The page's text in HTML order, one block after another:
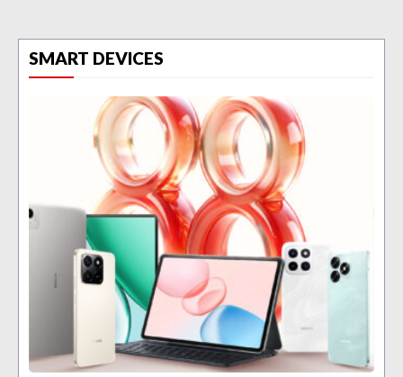
SMART DEVICES